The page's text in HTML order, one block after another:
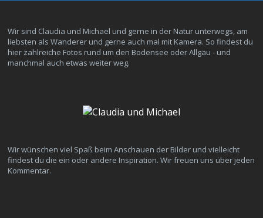
Wir sind Claudia und Michael und gerne in der Natur unterwegs, am
liebsten als Wanderer und gerne auch mal mit Kamera. So findest du
hier zahlreiche Fotos rund um den Bodensee oder Allgäu - und
manchmal auch etwas weiter weg.
Wir wünschen viel Spaß beim Anschauen der Bilder und vielleicht
findest du die ein oder andere Inspiration. Wir freuen uns über jeden
Kommentar.